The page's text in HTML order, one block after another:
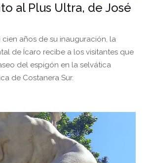
al Plus Ultra, de José
años de su inauguración, la
de Ícaro recibe a los visitantes que
del espigón en la selvática
de Costanera Sur.